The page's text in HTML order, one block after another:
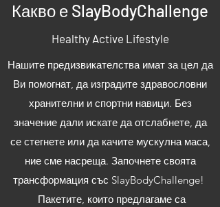
Какво е SlayBodyChallenge
Healthy Active Lifestyle
Нашите предизвикателства имат за цел да
Ви помогнат, да изградите здравословни
хранителни и спортни навици. Без
значение дали искате да отслабнете, да
се стегнете или да качите мускулна маса,
ние сме насреща. Започнете своята
трансформация със SlayBodyChallenge!
Пакетите, които предлагаме са